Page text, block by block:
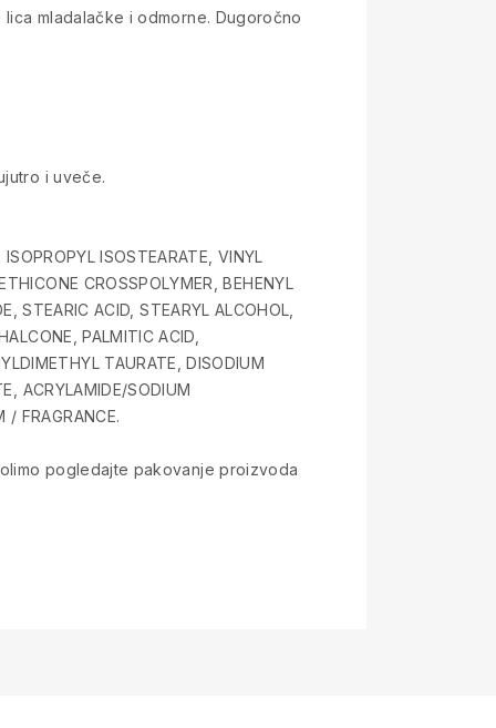
mladalačke i odmorne. Dugoročno
i uveče.
ISOSTEARATE, VINYL
CROSSPOLYMER, BEHENYL
STEARIC ACID, STEARYL ALCOHOL,
PALMITIC ACID,
TAURATE, DISODIUM
ACRYLAMIDE/SODIUM
/ FRAGRANCE.
pogledajte pakovanje proizvoda